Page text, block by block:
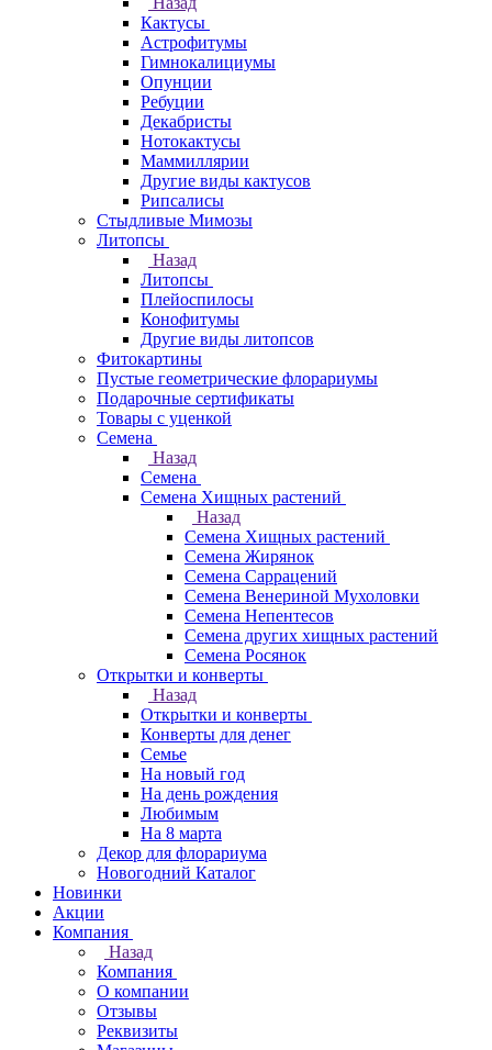
Кактусы
Астрофитумы
Гимнокалициумы
Опунции
Ребуции
Декабристы
Нотокактусы
Маммиллярии
Другие виды кактусов
Рипсалисы
Стыдливые Мимозы
Литопсы
Назад
Литопсы
Плейоспилосы
Конофитумы
Другие виды литопсов
Фитокартины
Пустые геометрические флорариумы
Подарочные сертификаты
Товары с уценкой
Семена
Назад
Семена
Семена Хищных растений
Назад
Семена Хищных растений
Семена Жирянок
Семена Саррацений
Семена Венериной Мухоловки
Семена Непентесов
Семена других хищных растений
Семена Росянок
Открытки и конверты
Назад
Открытки и конверты
Конверты для денег
Семье
На новый год
На день рождения
Любимым
На 8 марта
Декор для флорариума
Новогодний Каталог
Новинки
Акции
Компания
Назад
Компания
О компании
Отзывы
Реквизиты